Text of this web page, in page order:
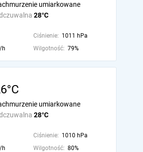
28°C
umiarkowane
Ciśnienie: 1011 hPa
h Wilgotność: 79%
28°C
umiarkowane
Ciśnienie: 1010 hPa
h Wilgotność: 80%